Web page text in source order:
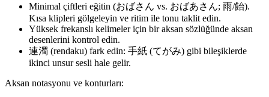
Minimal çiftleri eğitin (おばさん vs. おばあさん; 雨/飴).
Kısa klipleri gölgeleyin ve ritim ile tonu taklit edin.
Yüksek frekanslı kelimeler için bir aksan sözlüğünde aksan
desenlerini kontrol edin.
連濁 (rendaku) fark edin: 手紙 (てがみ) gibi bileşiklerde
ikinci unsur sesli hale gelir.
Aksan notasyonu ve konturları: